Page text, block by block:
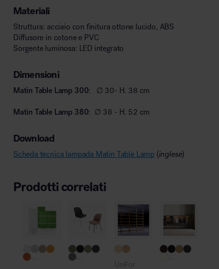
Materiali
Struttura: acciaio con finitura ottone lucido, ABS
Diffusore in cotone e PVC
Sorgente luminosa: LED integrato
Dimensioni
Matin Table Lamp 300: ∅ 30- H. 38 cm
Matin Table Lamp 380: ∅ 38 - H. 52 cm
Download
Scheda tecnica lampada Matin Table Lamp (inglese)
Prodotti correlati
...
UniFor